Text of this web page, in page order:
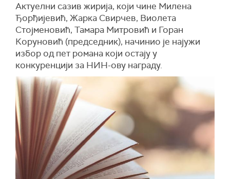
Актуелни сазив жирија, који чине Милена
Ђорђијевић, Жарка Свирчев, Виолета
Стојменовић, Тамара Митровић и Горан
Коруновић (председник), начинио је најужи
избор од пет романа који остају у
конкуренцији за НИН-ову награду.